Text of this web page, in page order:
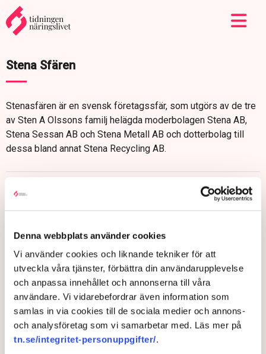
Denna webbplats använder cookies
Vi använder cookies och liknande tekniker för att
utveckla våra tjänster, förbättra din användarupplevelse
och anpassa innehållet och annonserna till våra
användare. Vi vidarebefordrar även information som
samlas in via cookies till de sociala medier och annons-
och analysföretag som vi samarbetar med. Läs mer på
tn.se/integritet-personuppgifter/.
Stena Sfären
Stenasfären är en svensk företagssfär, som utgörs av de tre
av Sten A Olssons familj helägda moderbolagen Stena AB,
Stena Sessan AB och Stena Metall AB och dotterbolag till
dessa bland annat Stena Recycling AB.
Stena-chefen: Tullar skulle